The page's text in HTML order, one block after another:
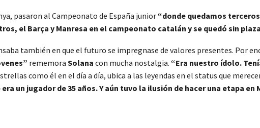
pasaron al Campeonato de España junior“donde quedamos
el Barça y Manresa en el campeonato catalán y se quedó sin
también en que el futuro se impregnase de valores presentes. Por
rememora Solana con mucha nostalgia. “Era nuestro ídolo.
como él en el día a día, ubica a las leyendas en el status que
un jugador de 35 años. Y aún tuvo la ilusión de hacer una etapa en